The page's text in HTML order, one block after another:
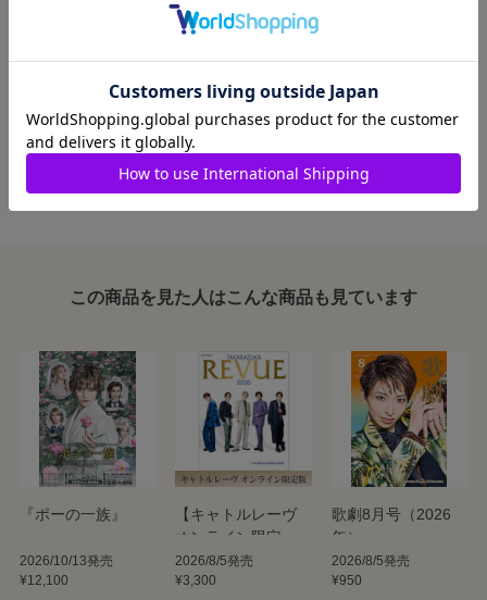
■ブロマイドの個包装はしておりません。
■ブロマイドに不良がございましたら、良品と交換いたしますの
で、お手数ですが弊社カスタマーセンターへご連絡ください。
1609311-009
この商品を見た人はこんな商品も見ています
『ポーの一族』
2026/10/13発売
¥12,100
【キャトルレーヴ
オンライン限定
版】TAKARAZUKA
REVUE 2026
2026/8/5発売
¥3,300
歌劇8月号（2026
年）
2026/8/5発売
¥950